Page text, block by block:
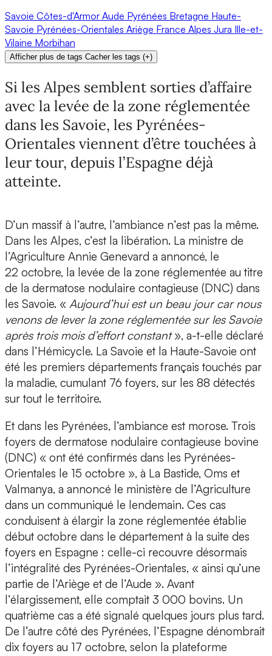
Savoie Côtes-d'Armor Aude Pyrénées Bretagne Haute-
Savoie Pyrénées-Orientales Ariège France Alpes Jura Ille-et-
Vilaine Morbihan
Afficher plus de tags Cacher les tags (+)
Si les Alpes semblent sorties d’affaire
avec la levée de la zone réglementée
dans les Savoie, les Pyrénées-
Orientales viennent d’être touchées à
leur tour, depuis l’Espagne déjà
atteinte.
D’un massif à l’autre, l’ambiance n’est pas la même.
Dans les Alpes, c’est la libération. La ministre de
l’Agriculture Annie Genevard a annoncé, le
22 octobre, la levée de la zone réglementée au titre
de la dermatose nodulaire contagieuse (DNC) dans
les Savoie. « Aujourd’hui est un beau jour car nous
venons de lever la zone réglementée sur les Savoie
après trois mois d’effort constant», a-t-elle déclaré
dans l’Hémicycle. La Savoie et la Haute-Savoie ont
été les premiers départements français touchés par
la maladie, cumulant 76 foyers, sur les 88 détectés
sur tout le territoire.
Et dans les Pyrénées, l’ambiance est morose. Trois
foyers de dermatose nodulaire contagieuse bovine
(DNC) « ont été confirmés dans les Pyrénées-
Orientales le 15 octobre », à La Bastide, Oms et
Valmanya, a annoncé le ministère de l’Agriculture
dans un communiqué le lendemain. Ces cas
conduisent à élargir la zone réglementée établie
début octobre dans le département à la suite des
foyers en Espagne : celle-ci recouvre désormais
l’intégralité des Pyrénées-Orientales, « ainsi qu’une
partie de l’Ariège et de l’Aude ». Avant
l’élargissement, elle comptait 3 000 bovins. Un
quatrième cas a été signalé quelques jours plus tard.
De l‘autre côté des Pyrénées, l’Espagne dénombrait
dix foyers au 17 octobre, selon la plateforme